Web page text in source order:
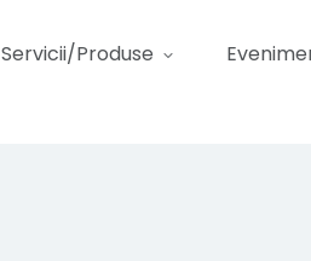
Servicii/Produse